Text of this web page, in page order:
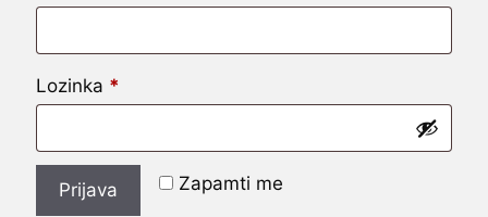
Lozinka *
Zapamti me
Prijava